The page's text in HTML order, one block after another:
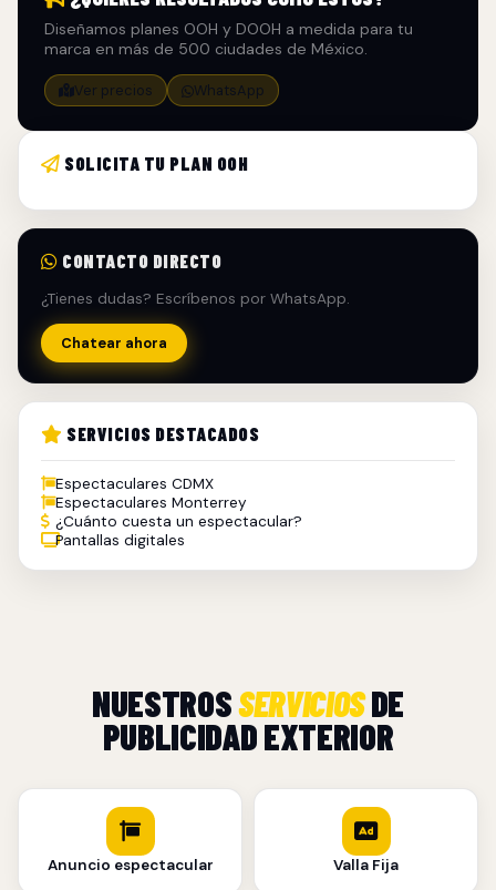
Diseñamos planes OOH y DOOH a medida para tu
marca en más de 500 ciudades de México.
Ver precios WhatsApp
SOLICITA TU PLAN OOH
CONTACTO DIRECTO
¿Tienes dudas? Escríbenos por WhatsApp.
Chatear ahora
SERVICIOS DESTACADOS
Espectaculares CDMX
Espectaculares Monterrey
¿Cuánto cuesta un espectacular?
Pantallas digitales
NUESTROSSERVICIOSDE
PUBLICIDAD EXTERIOR
Anuncio espectacular Valla Fija